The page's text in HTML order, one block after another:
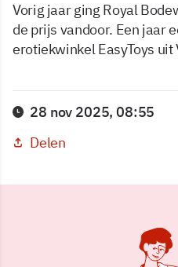
Vorig jaar ging Royal
de prijs vandoor. Een jaar
erotiekwinkel EasyToys uit
28 nov 2025, 08:55
Delen